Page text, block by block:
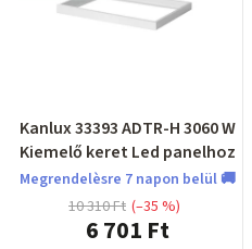
e
n
á
Kanlux 33393 ADTR-H 3060 W
Kiemelő keret Led panelhoz
Megrendelèsre 7 napon belül 🚚
6 701 Ft
10 310 Ft (–35 %)